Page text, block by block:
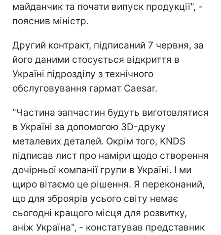
майданчик та почати випуск продукції", -
пояснив міністр.
Другий контракт, підписаний 7 червня, за
його даними стосується відкриття в
Україні підрозділу з технічного
обслуговування гармат Caesar.
"Частина запчастин будуть виготовлятися
в Україні за допомогою 3D-друку
металевих деталей. Окрім того, KNDS
підписав лист про наміри щодо створення
дочірньої компанії групи в Україні. І ми
щиро вітаємо це рішення. Я переконаний,
що для зброярів усього світу немає
сьогодні кращого місця для розвитку,
аніж Україна", - констатував представник